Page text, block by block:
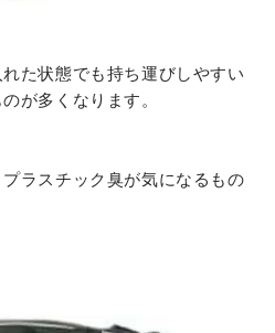
た状態でも持ち運びしやすい
が多くなります。
ラスチック臭が気になるもの